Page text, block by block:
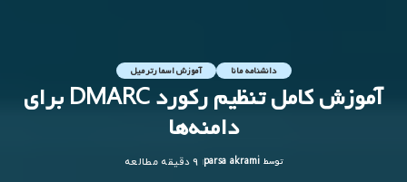
دانشنامه مانا آموزش اسمارترمیل
آموزش کامل تنظیم رکورد DMARC برای
دامنه‌ها
توسط parsa akrami 9 دقیقه مطالعه